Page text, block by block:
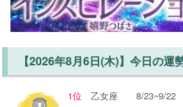
【2026年8月6日(木)】今日の運
1位 乙女座 8/23~9/22